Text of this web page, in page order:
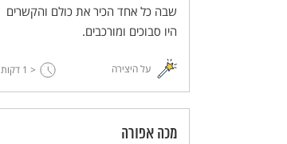
שבה כל אחד הכיר את כולם והקשרים
היו סבוכים ומורכבים.
על היצירה < 1 דקות
מכה אפורה